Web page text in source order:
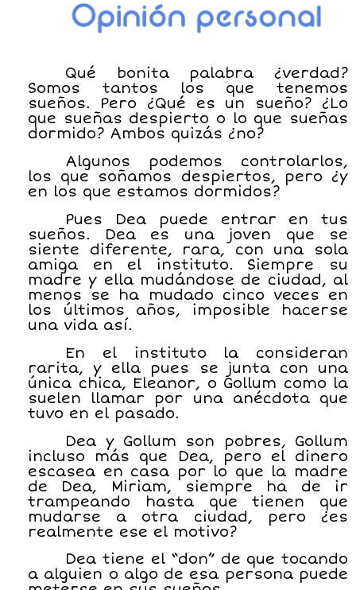
Qué bonita palabra ¿verdad?
Somos tantos los que tenemos
sueños. Pero ¿Qué es un sueño? ¿Lo
que sueñas despierto o lo que sueñas
dormido? Ambos quizás ¿no?
Algunos podemos controlarlos,
los que soñamos despiertos, pero ¿y
en los que estamos dormidos?
Pues Dea puede entrar en tus
sueños. Dea es una joven que se
siente diferente, rara, con una sola
amiga en el instituto. Siempre su
madre y ella mudándose de ciudad, al
menos se ha mudado cinco veces en
los últimos años, imposible hacerse
una vida así.
En el instituto la consideran
rarita, y ella pues se junta con una
única chica, Eleanor, o Gollum como la
suelen llamar por una anécdota que
tuvo en el pasado.
Dea y Gollum son pobres, Gollum
incluso más que Dea, pero el dinero
escasea en casa por lo que la madre
de Dea, Miriam, siempre ha de ir
trampeando hasta que tienen que
mudarse a otra ciudad, pero ¿es
realmente ese el motivo?
Dea tiene el “don” de que tocando
a alguien o algo de esa persona puede